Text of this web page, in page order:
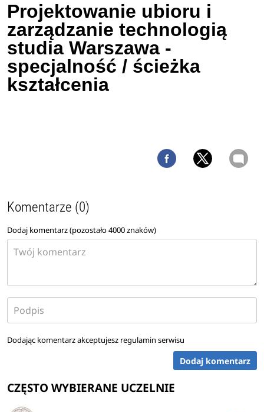
Projektowanie ubioru i
zarządzanie technologią
studia Warszawa -
specjalność / ścieżka
kształcenia
Komentarze (0)
Dodaj komentarz (pozostało4000znaków)
Dodając komentarz akceptujesz regulamin serwisu
Dodaj komentarz
CZĘSTO WYBIERANE UCZELNIE